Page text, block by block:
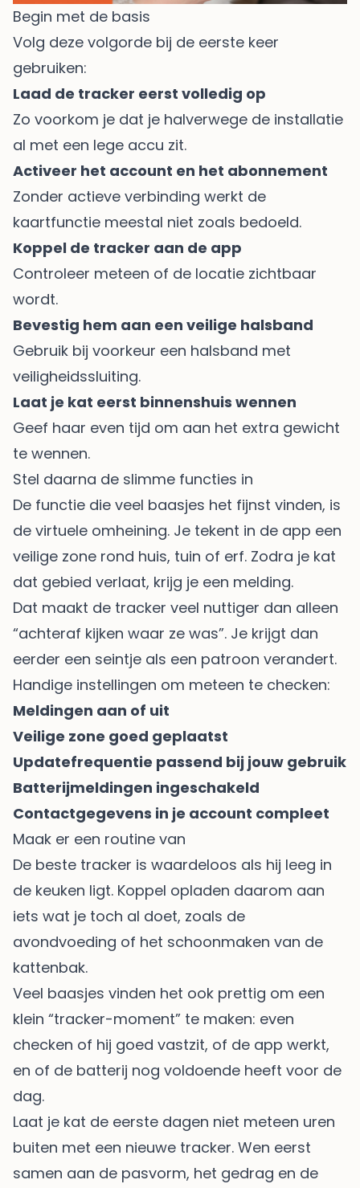
Begin met de basis
Volg deze volgorde bij de eerste keer
gebruiken:
Laad de tracker eerst volledig op
Zo voorkom je dat je halverwege de installatie
al met een lege accu zit.
Activeer het account en het abonnement
Zonder actieve verbinding werkt de
kaartfunctie meestal niet zoals bedoeld.
Koppel de tracker aan de app
Controleer meteen of de locatie zichtbaar
wordt.
Bevestig hem aan een veilige halsband
Gebruik bij voorkeur een halsband met
veiligheidssluiting.
Laat je kat eerst binnenshuis wennen
Geef haar even tijd om aan het extra gewicht
te wennen.
Stel daarna de slimme functies in
De functie die veel baasjes het fijnst vinden, is
de virtuele omheining. Je tekent in de app een
veilige zone rond huis, tuin of erf. Zodra je kat
dat gebied verlaat, krijg je een melding.
Dat maakt de tracker veel nuttiger dan alleen
“achteraf kijken waar ze was”. Je krijgt dan
eerder een seintje als een patroon verandert.
Handige instellingen om meteen te checken:
Meldingen aan of uit
Veilige zone goed geplaatst
Updatefrequentie passend bij jouw gebruik
Batterijmeldingen ingeschakeld
Contactgegevens in je account compleet
Maak er een routine van
De beste tracker is waardeloos als hij leeg in
de keuken ligt. Koppel opladen daarom aan
iets wat je toch al doet, zoals de
avondvoeding of het schoonmaken van de
kattenbak.
Veel baasjes vinden het ook prettig om een
klein “tracker-moment” te maken: even
checken of hij goed vastzit, of de app werkt,
en of de batterij nog voldoende heeft voor de
dag.
Laat je kat de eerste dagen niet meteen uren
buiten met een nieuwe tracker. Wen eerst
samen aan de pasvorm, het gedrag en de